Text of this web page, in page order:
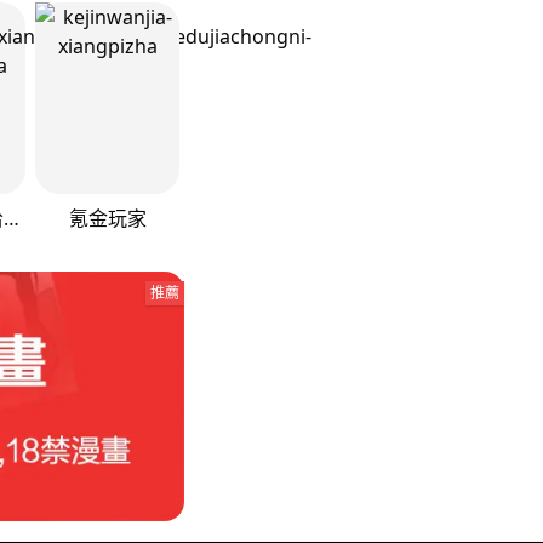
重生相逢：给你我的独家宠溺 氪金玩家
推薦